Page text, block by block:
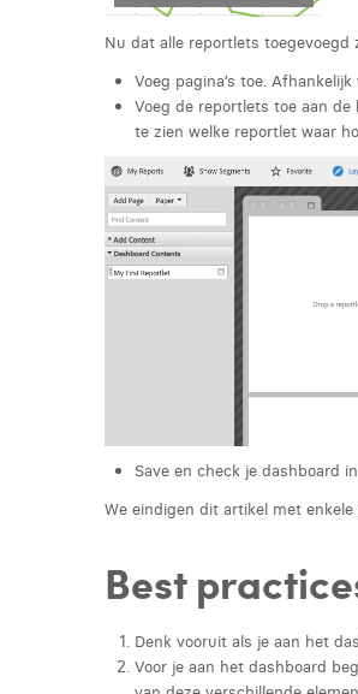
Nu dat alle reportlets
Voeg pagina’s toe.
Voeg de reportlets toe aan
te zien welke reportlet waar
Save en check je dashboard
We eindigen dit artikel met
Best
Denk vooruit als je aan het
Voor je aan het dashboard